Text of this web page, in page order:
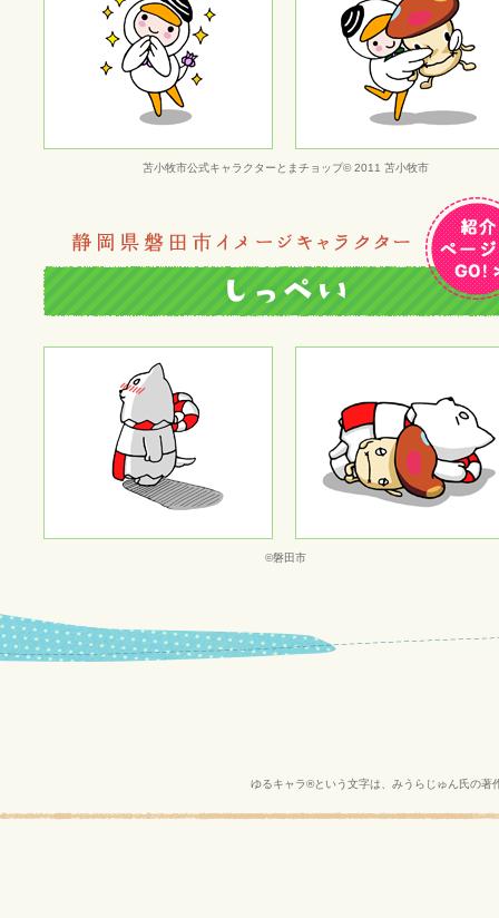
苫小牧市公式キャラクターとまチョップ© 2011 苫小牧市
©磐田市
ゆるキャラ®という文字は、みうらじゅん氏の著